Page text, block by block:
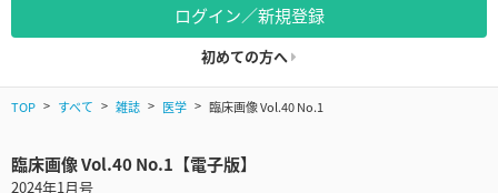
ログイン／新規登録
初めての方へ
TOP すべて 雑誌 医学 臨床画像 Vol.40 No.1
臨床画像 Vol.40 No.1【電子版】
2024年1月号